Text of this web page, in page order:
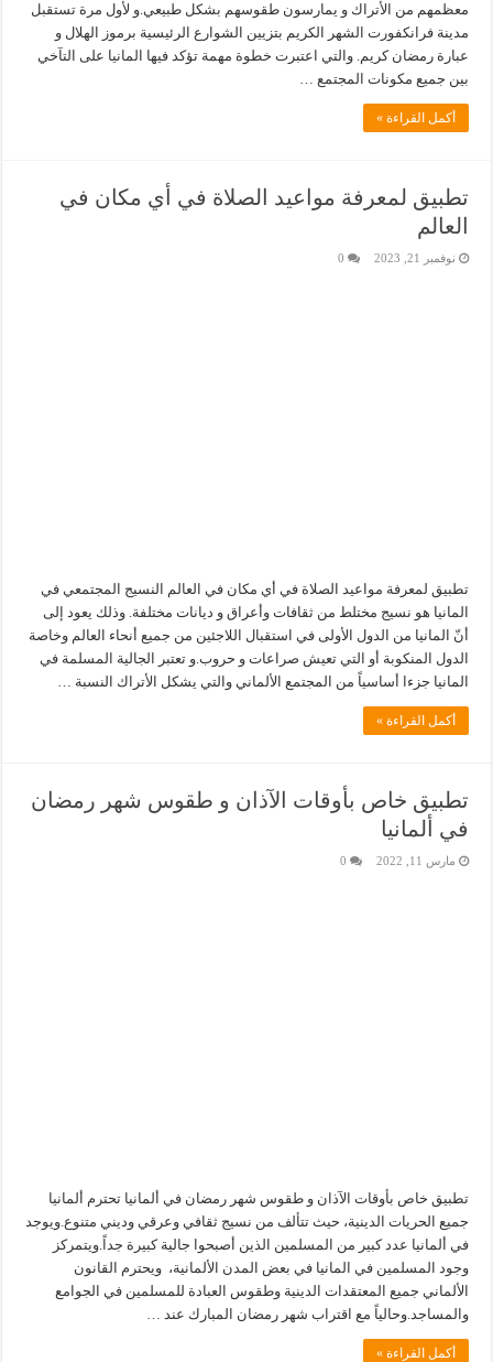
معظمهم من الأتراك و يمارسون طقوسهم بشكل طبيعي.و لأول مرة تستقبل
مدينة فرانكفورت الشهر الكريم بتزيين الشوارع الرئيسية برموز الهلال و
عبارة رمضان كريم. والتي اعتبرت خطوة مهمة تؤكد فيها المانيا على التآخي
بين جميع مكونات المجتمع …
أكمل القراءة »
تطبيق لمعرفة مواعيد الصلاة في أي مكان في
العالم
نوفمبر 21, 2023 0
تطبيق لمعرفة مواعيد الصلاة في أي مكان في العالم النسيج المجتمعي في
المانيا هو نسيج مختلط من ثقافات وأعراق و ديانات مختلفة. وذلك يعود إلى
أنّ المانيا من الدول الأولى في استقبال اللاجئين من جميع أنحاء العالم وخاصة
الدول المنكوبة أو التي تعيش صراعات و حروب.و تعتبر الجالية المسلمة في
المانيا جزءا أساسياً من المجتمع الألماني والتي يشكل الأتراك النسبة …
أكمل القراءة »
تطبيق خاص بأوقات الآذان و طقوس شهر رمضان
في ألمانيا
مارس 11, 2022 0
تطبيق خاص بأوقات الآذان و طقوس شهر رمضان في ألمانيا تحترم ألمانيا
جميع الحريات الدينية، حيث تتألف من نسيج ثقافي وعرقي وديني متنوع.ويوجد
في ألمانيا عدد كبير من المسلمين الذين أصبحوا جالية كبيرة جداً.ويتمركز
وجود المسلمين في المانيا في بعض المدن الألمانية، ويحترم القانون
الألماني جميع المعتقدات الدينية وطقوس العبادة للمسلمين في الجوامع
والمساجد.وحالياً مع اقتراب شهر رمضان المبارك عند …
أكمل القراءة »